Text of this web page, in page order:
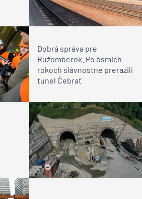
Dobrá správa pre
Ružomberok. Po ôsmich
rokoch slávnostne prerazili
tunel Čebrať